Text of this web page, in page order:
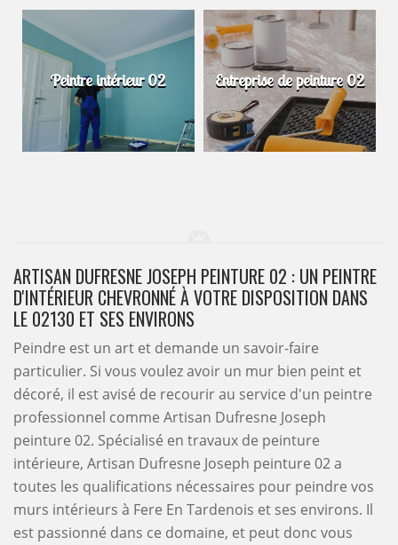
Peintre intérieur 02 Entreprise de peinture 02
ARTISAN DUFRESNE JOSEPH PEINTURE 02 : UN PEINTRE
D'INTÉRIEUR CHEVRONNÉ À VOTRE DISPOSITION DANS
LE 02130 ET SES ENVIRONS
Peindre est un art et demande un savoir-faire
particulier. Si vous voulez avoir un mur bien peint et
décoré, il est avisé de recourir au service d'un peintre
professionnel comme Artisan Dufresne Joseph
peinture 02. Spécialisé en travaux de peinture
intérieure, Artisan Dufresne Joseph peinture 02 a
toutes les qualifications nécessaires pour peindre vos
murs intérieurs à Fere En Tardenois et ses environs. Il
est passionné dans ce domaine, et peut donc vous